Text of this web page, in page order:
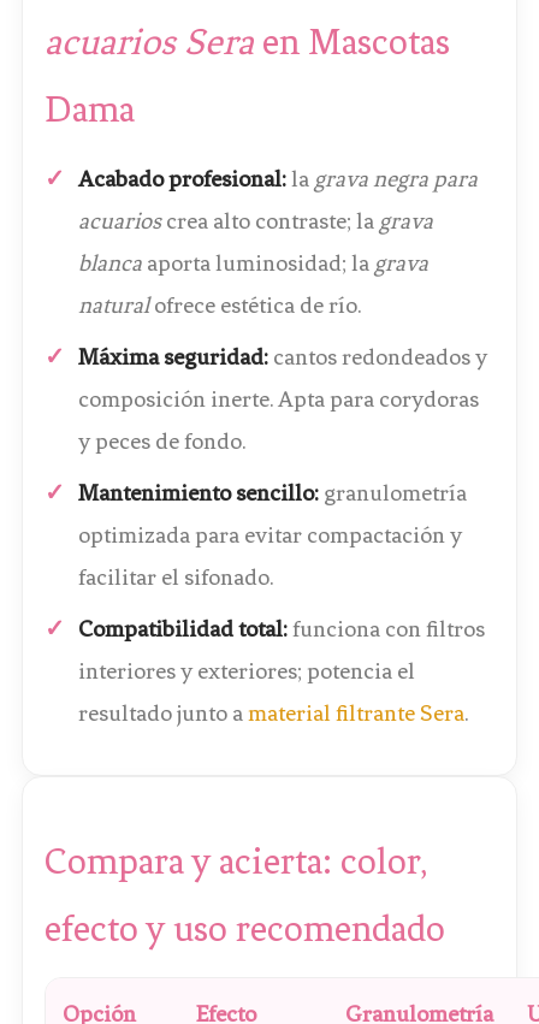
acuarios Sera en Mascotas
Dama
Acabado profesional:la grava negra para
acuarioscrea alto contraste; la grava
blanca aporta luminosidad; la grava
naturalofrece estética de río.
Máxima seguridad: cantos redondeados y
composición inerte. Apta para corydoras
y peces de fondo.
Mantenimiento sencillo: granulometría
optimizada para evitar compactación y
facilitar el sifonado.
Compatibilidad total:funciona con filtros
interiores y exteriores; potencia el
resultado junto amaterial filtrante Sera.
Compara y acierta: color,
efecto y uso recomendado
Opción
Efecto
Granulometría